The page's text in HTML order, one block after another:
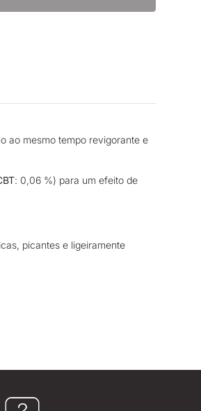
ao mesmo tempo revigorante e
: 0,06 %) para um efeito de
picantes e ligeiramente